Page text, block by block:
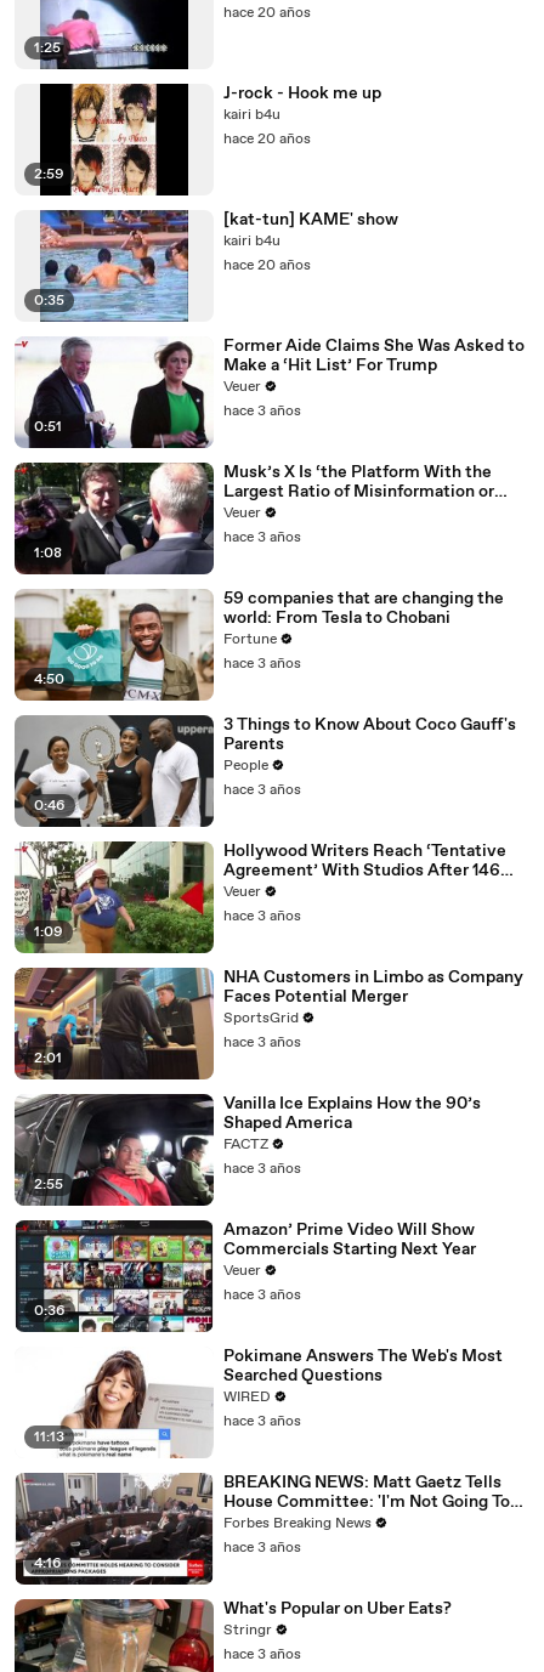
1:25
hace 20 años
2:59
J-rock - Hook me up
kairi b4u
hace 20 años
0:35
[kat-tun] KAME' show
kairi b4u
hace 20 años
0:51
Former Aide Claims She Was Asked to
Make a ‘Hit List’ For Trump
Veuer
hace 3 años
1:08
Musk’s X Is ‘the Platform With the
Largest Ratio of Misinformation or
Disinformation’ Amongst All Social
Media Platforms
Veuer
hace 3 años
4:50
59 companies that are changing the
world: From Tesla to Chobani
Fortune
hace 3 años
0:46
3 Things to Know About Coco Gauff's
Parents
People
hace 3 años
1:09
Hollywood Writers Reach ‘Tentative
Agreement’ With Studios After 146
Day Strike
Veuer
hace 3 años
2:01
NHA Customers in Limbo as Company
Faces Potential Merger
SportsGrid
hace 3 años
2:55
Vanilla Ice Explains How the 90’s
Shaped America
FACTZ
hace 3 años
0:36
Amazon’ Prime Video Will Show
Commercials Starting Next Year
Veuer
hace 3 años
11:13
Pokimane Answers The Web's Most
Searched Questions
WIRED
hace 3 años
4:16
BREAKING NEWS: Matt Gaetz Tells
House Committee: 'I'm Not Going To
Vote For A Continuing Resolution'
Forbes Breaking News
hace 3 años
What's Popular on Uber Eats?
Stringr
hace 3 años